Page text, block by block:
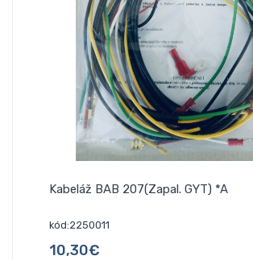
Kabeláž BAB 207(Zapal. GYT) *A
kód:2250011
10,30€